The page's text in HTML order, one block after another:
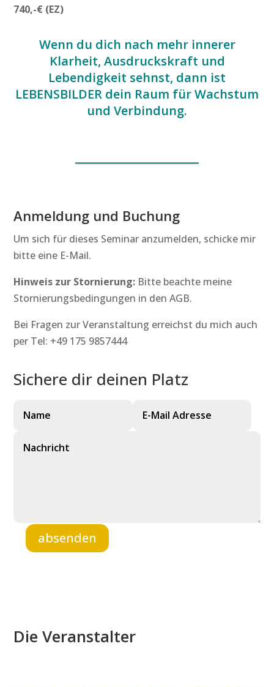
740,-€ (EZ)
Wenn du dich nach mehr innerer
Klarheit, Ausdruckskraft und
Lebendigkeit sehnst, dann ist
LEBENSBILDER dein Raum für Wachstum
und Verbindung.
Anmeldung und Buchung
Um sich für dieses Seminar anzumelden, schicke mir
bitte eine E-Mail.
Hinweis zur Stornierung: Bitte beachte meine
Stornierungsbedingungen in den AGB.
Bei Fragen zur Veranstaltung erreichst du mich auch
per Tel: +49 175 9857444
Sichere dir deinen Platz
absenden
Die Veranstalter